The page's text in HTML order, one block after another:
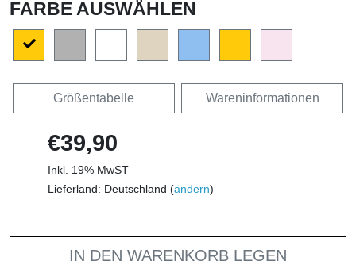
FARBE AUSWÄHLEN
Größentabelle Wareninformationen
€39,90
Inkl. 19% MwST
Lieferland: Deutschland (ändern)
IN DEN WARENKORB LEGEN